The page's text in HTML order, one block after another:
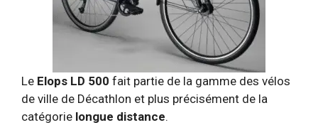
Le Elops LD 500 fait partie de la gamme des vélos
de ville de Décathlon et plus précisément de la
catégorie longue distance.